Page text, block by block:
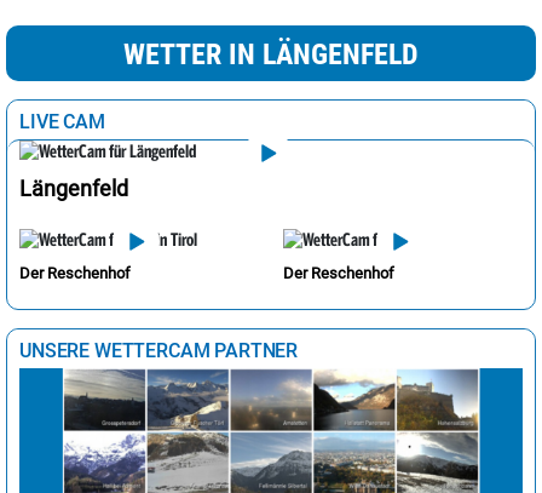
WETTER IN LÄNGENFELD
LIVE CAM
Längenfeld
Der Reschenhof Der Reschenhof
UNSERE WETTERCAM PARTNER